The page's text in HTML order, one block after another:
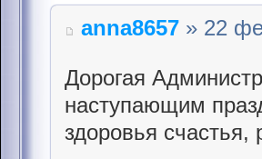
anna8657 » 22
Дорогая
наступающим
здоровья